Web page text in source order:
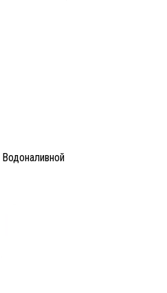
Водоналивной